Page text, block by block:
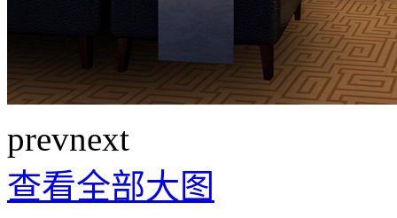
prevnext
查看全部大图